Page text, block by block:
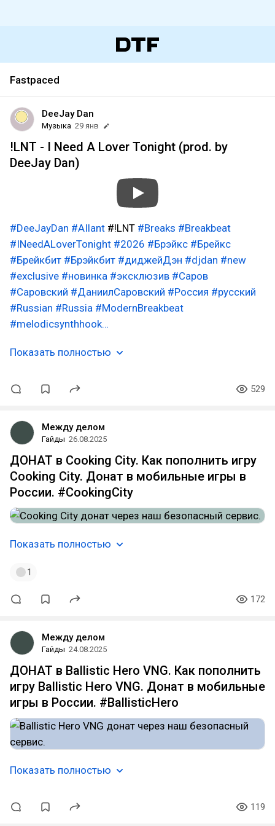
Fastpaced
DeeJay Dan
Музыка 29 янв
!LNT - I Need A Lover Tonight (prod. by
DeeJay Dan)
#DeeJayDan #AIlant #!LNT #Breaks #Breakbeat
#INeedALoverTonight #2026 #Брэйкс #Брейкс
#Брейкбит #Брэйкбит #диджейДэн #djdan #new
#exclusive #новинка #эксклюзив #Саров
#Саровский #ДаниилСаровский #Россия #русский
#Russian #Russia #ModernBreakbeat
#melodicsynthhook…
Показать полностью
529
Между делом
Гайды 26.08.2025
ДОНАТ в Cooking City. Как пополнить игру
Cooking City. Донат в мобильные игры в
России. #CookingCity
Показать полностью
1
172
Между делом
Гайды 24.08.2025
ДОНАТ в Ballistic Hero VNG. Как пополнить
игру Ballistic Hero VNG. Донат в мобильные
игры в России. #BallisticHero
Показать полностью
119